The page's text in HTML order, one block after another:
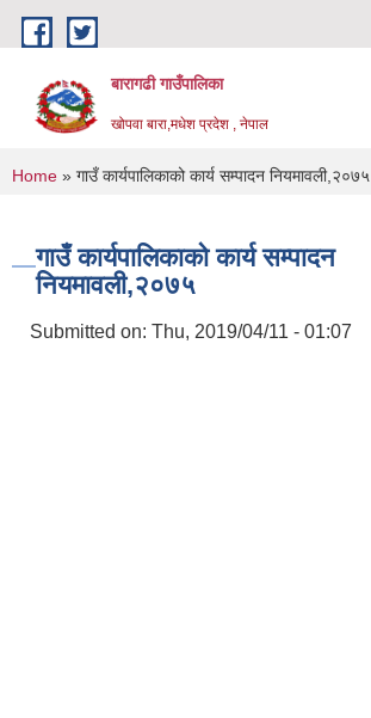
Skip to main content
बारागढी गाउँपालिका
खोपवा बारा,मधेश प्रदेश , नेपाल
You are here
Home » गाउँ कार्यपालिकाको कार्य सम्पादन नियमावली,२०७५
गाउँ कार्यपालिकाको कार्य सम्पादन
नियमावली,२०७५
Submitted on: Thu, 2019/04/11 - 01:07